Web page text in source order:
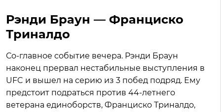
Рэнди Браун — Франциско
Триналдо
Со-главное событие вечера. Рэнди Браун
наконец прервал нестабильные выступления в
UFC и вышел на серию из 3 побед подряд. Ему
предстоит подраться против 44-летнего
ветерана единоборств, Франциско Триналдо,